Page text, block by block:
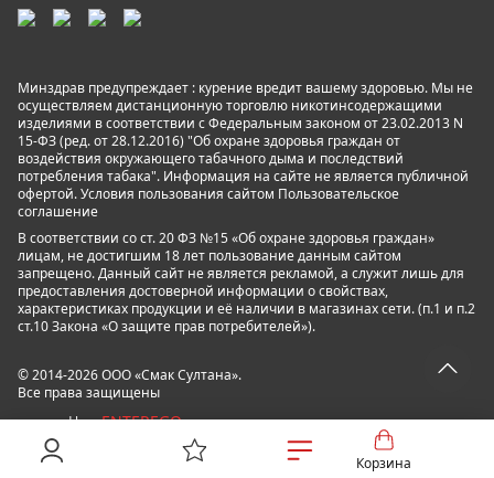
Корзина
Минздрав предупреждает : курение вредит вашему здоровью. Мы не
осуществляем дистанционную торговлю никотинсодержащими
изделиями в соответствии с Федеральным законом от 23.02.2013 N
15-ФЗ (ред. от 28.12.2016) "Об охране здоровья граждан от
воздействия окружающего табачного дыма и последствий
потребления табака". Информация на сайте не является публичной
офертой. Условия пользования сайтом Пользовательское
соглашение
В соответствии со ст. 20 ФЗ №15 «Об охране здоровья граждан»
лицам, не достигшим 18 лет пользование данным сайтом
запрещено. Данный сайт не является рекламой, а служит лишь для
предоставления достоверной информации о свойствах,
характеристиках продукции и её наличии в магазинах сети. (п.1 и п.2
ст.10 Закона «О защите прав потребителей»).
© 2014-2026 ООО «Смак Султана».
Все права защищены
powered by ENTEREGO